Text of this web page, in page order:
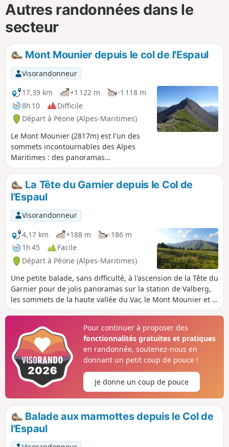
Autres randonnées dans le
secteur
Mont Mounier depuis le col de l'Espaul
Visorandonneur
17,39 km
+1 122 m
-1 118 m
8h 10
Difficile
Départ à Péone (Alpes-Maritimes)
Le Mont Mounier (2817m) est l'un des
sommets incontournables des Alpes
Maritimes : des panoramas
magnifiques, vue à 360° au sommet,
une belle crête à la fin, 1100m de
dénivelé assez réguliers et faciles à
gravir avec vue sur le sommet
quasiment tout le long.
La Tête du Garnier depuis le Col de
l'Espaul
Visorandonneur
4,17 km
+188 m
-186 m
1h 45
Facile
Départ à Péone (Alpes-Maritimes)
Une petite balade, sans difficulté, à l'ascension de la Tête du
Garnier pour de jolis panoramas sur la station de Valberg,
les sommets de la haute vallée du Var, le Mont Mounier et la
partie orientale du Mercantour. En descendant, vous
ne pas avoir d'émissaire.Pour continuer à proposer des
fonctionnalités gratuites et pratiques
en randonnée, soutenez-nous en
donnant un petit coup de pouce !
Je donne un coup de pouce
Balade aux marmottes depuis le Col de
l'Espaul